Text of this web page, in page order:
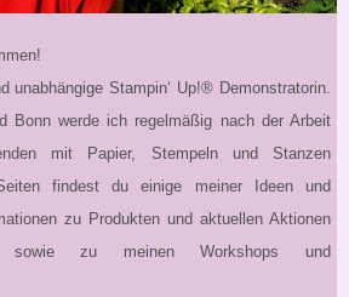
unabhängige Stampin‘ Up!® Demonstratorin.
Bonn werde ich regelmäßig nach der Arbeit
mit Papier, Stempeln und Stanzen
findest du einige meiner Ideen und
zu Produkten und aktuellen Aktionen
zu meinen Workshops und